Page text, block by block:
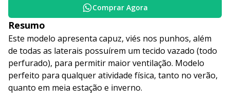
Comprar Agora
Resumo
Este modelo apresenta capuz, viés nos punhos, além
de todas as laterais possuírem um tecido vazado (todo
perfurado), para permitir maior ventilação. Modelo
perfeito para qualquer atividade física, tanto no verão,
quanto em meia estação e inverno.